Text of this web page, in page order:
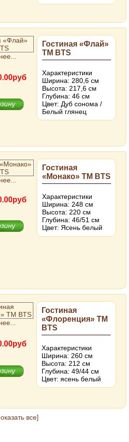
Гостиная «Флай»
ТМ BTS
Характеристики
Ширина: 280,6 см
Высота: 217,6 см
Глубина: 46 см
Цвет: Дуб сонома /
Белый глянец
Гостиная
«Монако» ТМ BTS
Характеристики
Ширина: 248 см
Высота: 220 см
Глубина: 46/51 см
Цвет: Ясень белый
Гостиная
«Флоренция» ТМ
BTS
Характеристики
Ширина: 260 см
Высота: 212 см
Глубина: 49/44 см
Цвет: ясень белый
все]